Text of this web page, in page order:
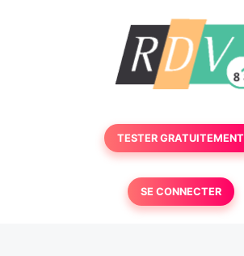
TESTER GRATUITEMENT
SE CONNECTER